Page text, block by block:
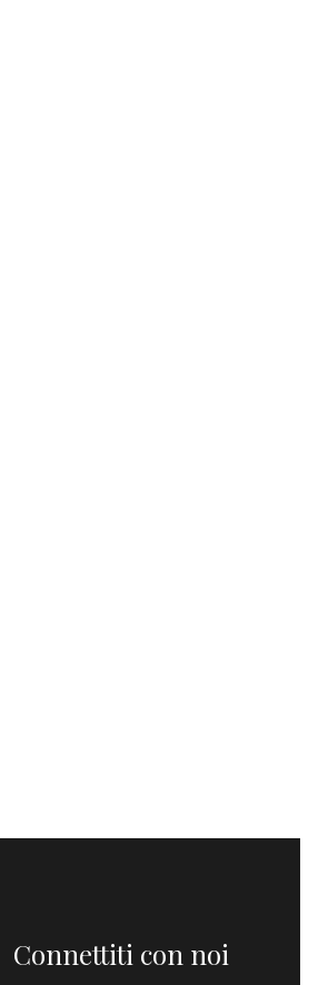
Connettiti con noi